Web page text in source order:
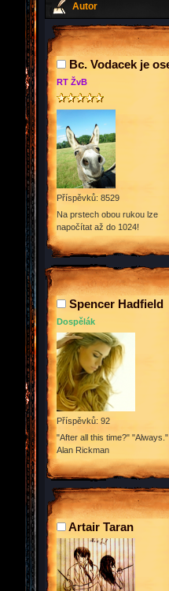
Autor
Bc. Vodacek je
RT ŽvB
Příspěvků: 8529
Na prstech obou rukou lze
napočítat až do 1024!
Spencer Hadfield
Dospělák
Příspěvků: 92
"After all this time?"
Alan Rickman
Artair Taran